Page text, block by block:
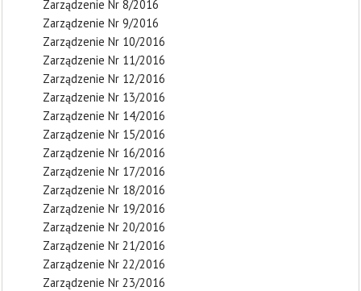
Zarządzenie Nr 8/2016
Zarządzenie Nr 9/2016
Zarządzenie Nr 10/2016
Zarządzenie Nr 11/2016
Zarządzenie Nr 12/2016
Zarządzenie Nr 13/2016
Zarządzenie Nr 14/2016
Zarządzenie Nr 15/2016
Zarządzenie Nr 16/2016
Zarządzenie Nr 17/2016
Zarządzenie Nr 18/2016
Zarządzenie Nr 19/2016
Zarządzenie Nr 20/2016
Zarządzenie Nr 21/2016
Zarządzenie Nr 22/2016
Zarządzenie Nr 23/2016